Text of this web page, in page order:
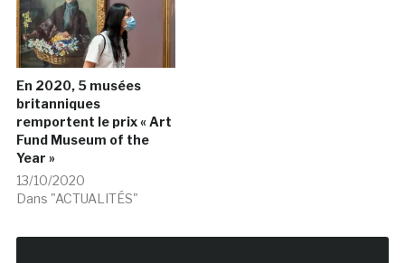
En 2020, 5 musées
britanniques
remportent le prix « Art
Fund Museum of the
Year »
13/10/2020
Dans "ACTUALITÉS"